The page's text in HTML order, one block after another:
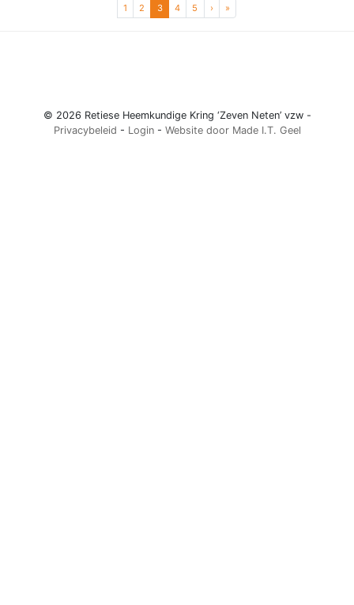
Page
1 Page
2 Current Page
3 Page
4 Page
5 › »
© 2026 Retiese Heemkundige Kring ‘Zeven Neten’ vzw -
Privacybeleid - Login- Website door Made I.T. Geel